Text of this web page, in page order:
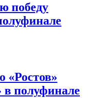
победу
«Ростов»
в полуфинале